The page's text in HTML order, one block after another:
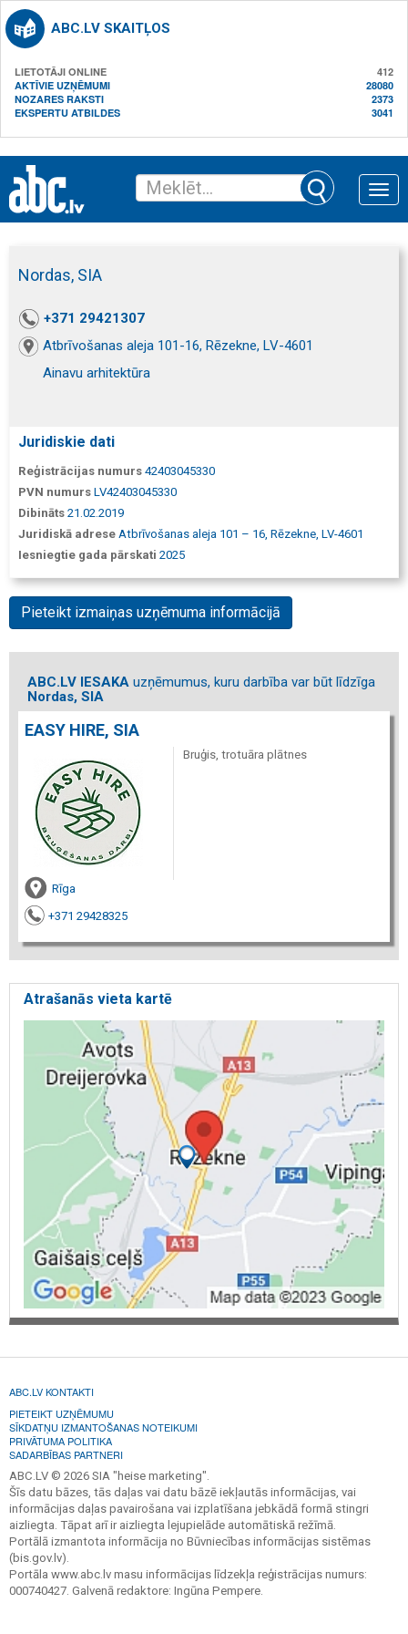
ABC.LV SKAITĻOS
LIETOTĀJI ONLINE
412
AKTĪVIE UZŅĒMUMI
28080
NOZARES RAKSTI
2373
EKSPERTU ATBILDES
3041
Toggle
Nordas, SIA
+371 29421307
Atbrīvošanas aleja 101-16, Rēzekne, LV-4601
Ainavu arhitektūra
Juridiskie dati
Reģistrācijas numurs 42403045330
PVN numurs LV42403045330
Dibināts 21.02.2019
Juridiskā adrese Atbrīvošanas aleja 101 – 16, Rēzekne, LV-4601
Iesniegtie gada pārskati 2025
Pieteikt izmaiņas uzņēmuma informācijā
ABC.LV IESAKA uzņēmumus, kuru darbība var būt līdzīga
Nordas, SIA
EASY HIRE, SIA
Bruģis, trotuāra plātnes
Rīga
+371 29428325
Atrašanās vieta kartē
ABC.LV KONTAKTI
PIETEIKT UZŅĒMUMU
SĪKDATŅU IZMANTOŠANAS NOTEIKUMI
PRIVĀTUMA POLITIKA
SADARBĪBAS PARTNERI
ABC.LV © 2026 SIA "heise marketing".
Šīs datu bāzes, tās daļas vai datu bāzē iekļautās informācijas, vai
informācijas daļas pavairošana vai izplatīšana jebkādā formā stingri
aizliegta. Tāpat arī ir aizliegta lejupielāde automātiskā režīmā.
Portālā izmantota informācija no Būvniecības informācijas sistēmas
(bis.gov.lv).
Portāla www.abc.lv masu informācijas līdzekļa reģistrācijas numurs:
000740427. Galvenā redaktore: Ingūna Pempere.